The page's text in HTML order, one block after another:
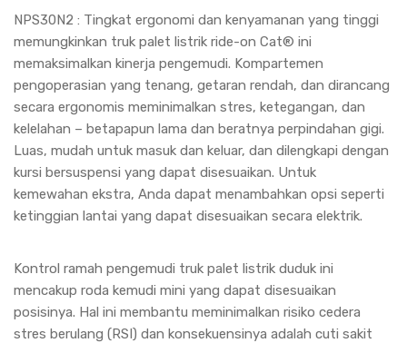
NPS30N2 : Tingkat ergonomi dan kenyamanan yang tinggi
memungkinkan truk palet listrik ride-on Cat® ini
memaksimalkan kinerja pengemudi. Kompartemen
pengoperasian yang tenang, getaran rendah, dan dirancang
secara ergonomis meminimalkan stres, ketegangan, dan
kelelahan – betapapun lama dan beratnya perpindahan gigi.
Luas, mudah untuk masuk dan keluar, dan dilengkapi dengan
kursi bersuspensi yang dapat disesuaikan. Untuk
kemewahan ekstra, Anda dapat menambahkan opsi seperti
ketinggian lantai yang dapat disesuaikan secara elektrik.
Kontrol ramah pengemudi truk palet listrik duduk ini
mencakup roda kemudi mini yang dapat disesuaikan
posisinya. Hal ini membantu meminimalkan risiko cedera
stres berulang (RSI) dan konsekuensinya adalah cuti sakit